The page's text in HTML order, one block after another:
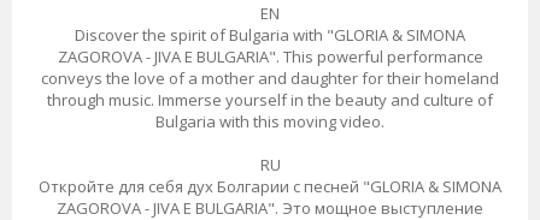
EN
Discover the spirit of Bulgaria with "GLORIA & SIMONA
ZAGOROVA - JIVA E BULGARIA". This powerful performance
conveys the love of a mother and daughter for their homeland
through music. Immerse yourself in the beauty and culture of
Bulgaria with this moving video.
RU
Откройте для себя дух Болгарии с песней "GLORIA & SIMONA
ZAGOROVA - JIVA E BULGARIA". Это мощное выступление